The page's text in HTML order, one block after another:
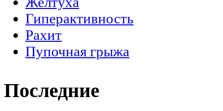
Гиперактивность
Рахит
Пупочная грыжа
Последние